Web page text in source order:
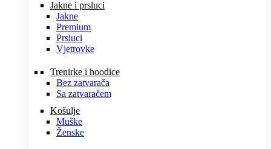
Jakne i prsluci
Jakne
Premium
Prsluci
Vjetrovke
Trenirke i hoodice
Bez zatvarača
Sa zatvaračem
Košulje
Muške
Ženske